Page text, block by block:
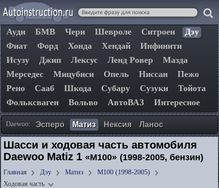
Ауди БМВ Чери Шевроле Ситроен
Дэу
Фиат
Форд Хонда Хендай
Инфинити
Исузу
Джип Лексус Ленд Ровер
Мазда
Мерседес
Мицубиси Опель Ниссан
Пежо
Рено
Сааб Шкода Субару Сузуки
Тойота
Фольксваген
Вольво АвтоВАЗ Интересное
Daewoo: Эсперо Матиз Нексия Ланос
Шасси и ходовая часть автомобиля
Daewoo Matiz 1 «M100» (1998-2005, бензин)
Главная Дэу Матиз
M100 (1998-2005)
Ходовая часть